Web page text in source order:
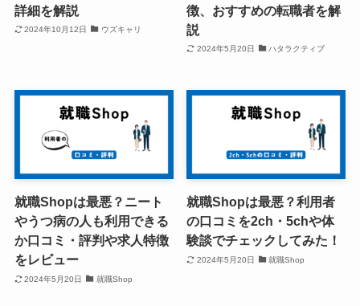
詳細を解説
2024年10月12日 ウズキャリ
徴、おすすめの転職者を解
説
2024年5月20日 ハタラクティブ
就職Shopは最悪？ニート
やうつ病の人も利用できる
か口コミ・評判や求人特徴
をレビュー
2024年5月20日 就職Shop
就職Shopは最悪？利用者
の口コミを2ch・5chや体
験談でチェックしてみた！
2024年5月20日 就職Shop